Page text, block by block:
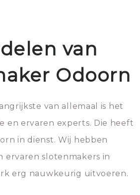
van
Odoorn
van allemaal is het
en ervaren experts. Die heeft
in dienst. Wij hebben
ervaren slotenmakers in
erg nauwkeurig uitvoeren.